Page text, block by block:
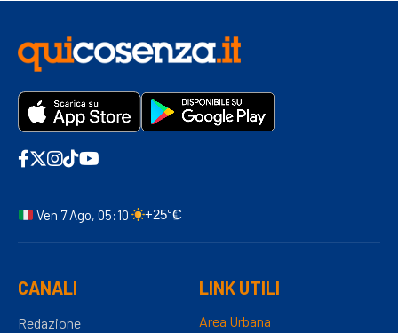
Ven 7 Ago, 05:10 +25°C
CANALI
Redazione
LINK UTILI
Area Urbana